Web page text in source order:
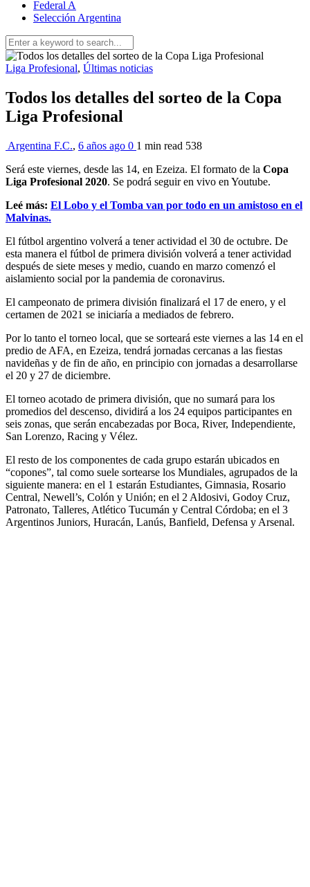
Federal A
Selección Argentina
Liga Profesional, Últimas noticias
Todos los detalles del sorteo de la Copa
Liga Profesional
Argentina F.C., 6 años ago 0 1 min read 538
Será este viernes, desde las 14, en Ezeiza. El formato de la Copa
Liga Profesional 2020. Se podrá seguir en vivo en Youtube.
Leé más: El Lobo y el Tomba van por todo en un amistoso en el
Malvinas.
El fútbol argentino volverá a tener actividad el 30 de octubre. De
esta manera el fútbol de primera división volverá a tener actividad
después de siete meses y medio, cuando en marzo comenzó el
aislamiento social por la pandemia de coronavirus.
El campeonato de primera división finalizará el 17 de enero, y el
certamen de 2021 se iniciaría a mediados de febrero.
Por lo tanto el torneo local, que se sorteará este viernes a las 14 en el
predio de AFA, en Ezeiza, tendrá jornadas cercanas a las fiestas
navideñas y de fin de año, en principio con jornadas a desarrollarse
el 20 y 27 de diciembre.
El torneo acotado de primera división, que no sumará para los
promedios del descenso, dividirá a los 24 equipos participantes en
seis zonas, que serán encabezadas por Boca, River, Independiente,
San Lorenzo, Racing y Vélez.
El resto de los componentes de cada grupo estarán ubicados en
“copones”, tal como suele sortearse los Mundiales, agrupados de la
siguiente manera: en el 1 estarán Estudiantes, Gimnasia, Rosario
Central, Newell’s, Colón y Unión; en el 2 Aldosivi, Godoy Cruz,
Patronato, Talleres, Atlético Tucumán y Central Córdoba; en el 3
Argentinos Juniors, Huracán, Lanús, Banfield, Defensa y Arsenal.